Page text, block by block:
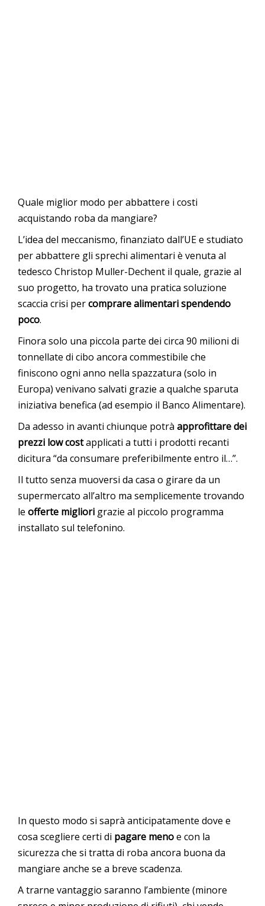
Quale miglior modo per abbattere i costi
acquistando roba da mangiare?
L’idea del meccanismo, finanziato dall’UE e studiato
per abbattere gli sprechi alimentari è venuta al
tedesco Christop Muller-Dechent il quale, grazie al
suo progetto, ha trovato una pratica soluzione
scaccia crisi percomprare alimentari spendendo
poco.
Finora solo una piccola parte dei circa 90 milioni di
tonnellate di cibo ancora commestibile che
finiscono ogni anno nella spazzatura (solo in
Europa) venivano salvati grazie a qualche sparuta
iniziativa benefica (ad esempio il Banco Alimentare).
Da adesso in avanti chiunque potrà approfittare dei
prezzi low costapplicati a tutti i prodotti recanti
dicitura “da consumare preferibilmente entro il…”.
Il tutto senza muoversi da casa o girare da un
supermercato all’altro ma semplicemente trovando
le offerte migliori grazie al piccolo programma
installato sul telefonino.
In questo modo si saprà anticipatamente dove e
cosa scegliere certi di pagare menoe con la
sicurezza che si tratta di roba ancora buona da
mangiare anche se a breve scadenza.
A trarne vantaggio saranno l’ambiente (minore